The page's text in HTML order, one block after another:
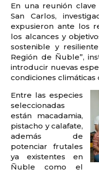
En una reunión
San Carlos,
expusieron ante los
los alcances y
sostenible y
Región de Ñuble”,
introducir nuevas
condiciones climáticas
Entre las especies
seleccionadas
están macadamia,
pistacho y calafate,
además de
potenciar frutales
ya existentes en
Ñuble como el